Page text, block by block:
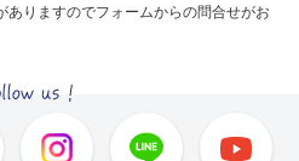
りますのでフォームからの問合せがお